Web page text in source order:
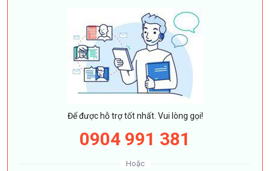
Để được hỗ trợ tốt nhất. Vui lòng gọi!
0904 991 381
Hoặc